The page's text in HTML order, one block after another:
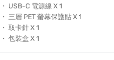
・ USB-C 電源線 X 1
・ 三層 PET 螢幕保護貼 X 1
・ 取卡針 X 1
・ 包裝盒 X 1